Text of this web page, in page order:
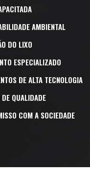
AMBIENTAL
DO LIXO
ESPECIALIZADO
DE ALTA TECNOLOGIA
QUALIDADE
COM A SOCIEDADE